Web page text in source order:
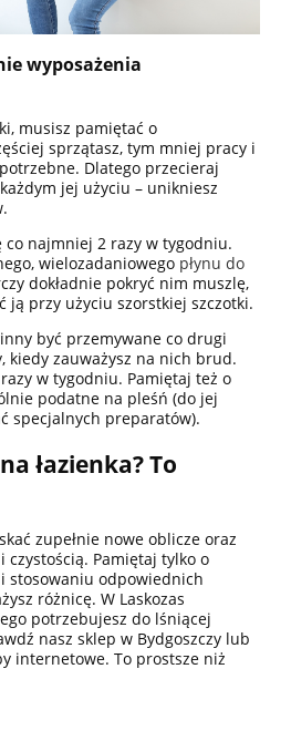
wyposażenia
musisz pamiętać o
sprzątasz, tym mniej pracy i
Dlatego przecieraj
jej użyciu – unikniesz
najmniej 2 razy w tygodniu.
wielozadaniowego płynu do
dokładnie pokryć nim muszlę,
ją przy użyciu szorstkiej szczotki.
być przemywane co drugi
kiedy zauważysz na nich brud.
w tygodniu. Pamiętaj też o
podatne na pleśń (do jej
specjalnych preparatów).
łazienka? To
zupełnie nowe oblicze oraz
czystością. Pamiętaj tylko o
stosowaniu odpowiednich
różnicę. W Laskozas
potrzebujesz do lśniącej
nasz sklep w Bydgoszczy lub
internetowe. To prostsze niż